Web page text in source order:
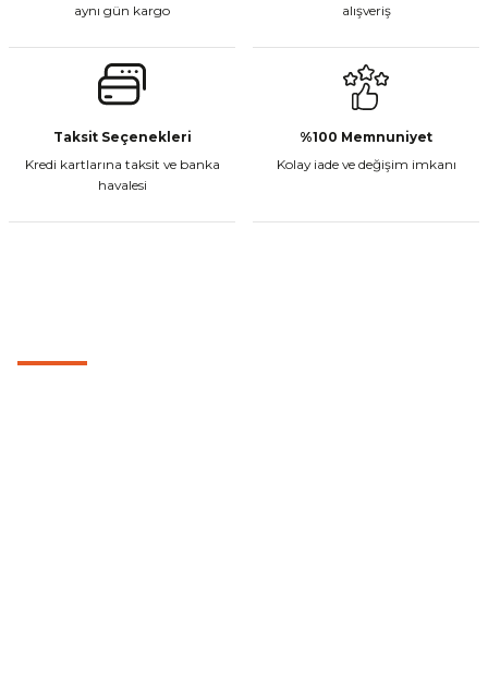
aynı gün kargo
alışveriş
Taksit Seçenekleri
Kredi kartlarına taksit ve banka
havalesi
%100 Memnuniyet
Kolay iade ve değişim imkanı